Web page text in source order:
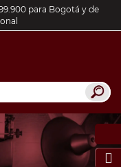
para Bogotá y de
